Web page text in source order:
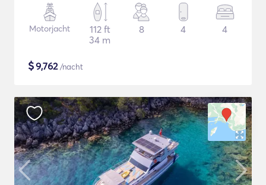
Motorjacht
112 ft
34 m
8 4 4
$9,762/nacht